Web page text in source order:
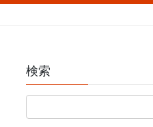
検索